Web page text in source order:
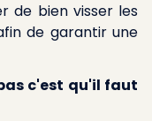
de bien visser les
de garantir une
c'est qu'il faut